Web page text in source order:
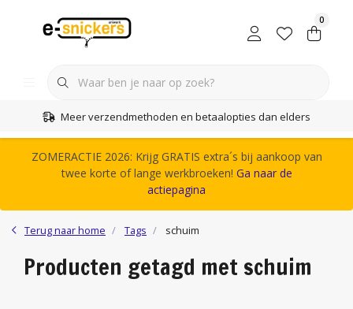
0
Meer verzendmethoden en betaalopties dan elders
ZOMERACTIE 2026: Krijg GRATIS extra´s bij aankoop van
twee korte of lange werkbroeken! Ga naar de
actiepagina
Terug naar home Tags schuim
Producten getagd met schuim